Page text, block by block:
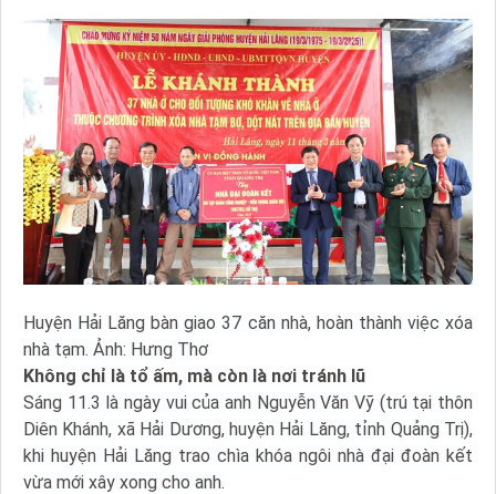
Huyện Hải Lăng bàn giao 37 căn nhà, hoàn thành việc xóa
nhà tạm. Ảnh: Hưng Thơ
Không chỉ là tổ ấm, mà còn là nơi tránh lũ
Sáng 11.3 là ngày vui của anh Nguyễn Văn Vỹ (trú tại thôn
Diên Khánh, xã Hải Dương, huyện Hải Lăng, tỉnh Quảng Trị),
khi huyện Hải Lăng trao chìa khóa ngôi nhà đại đoàn kết
vừa mới xây xong cho anh.